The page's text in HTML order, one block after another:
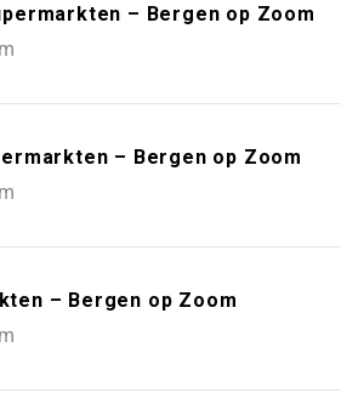
– Bergen op Zoom
– Bergen op Zoom
– Bergen op Zoom